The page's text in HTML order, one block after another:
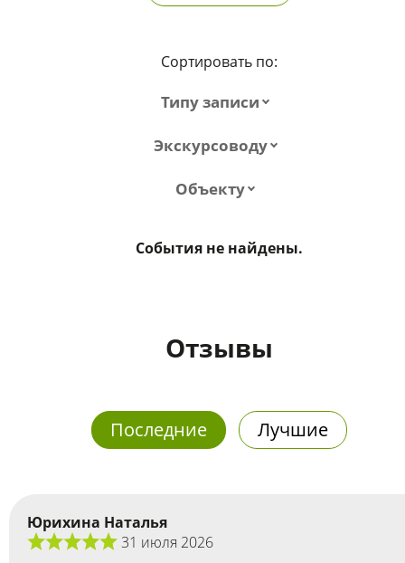
Сортировать по:
Типу записи
Экскурсоводу
Объекту
События не найдены.
Отзывы
Последние Лучшие
Юрихина Наталья
31 июля 2026